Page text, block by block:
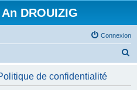
DROUIZIG
Connexion
de confidentialité